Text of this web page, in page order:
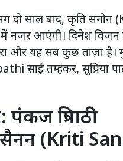
दो साल बाद, कृति सनोन
नजर आएंगी। दिनेश
और यह सब कुछ ताज़ा
साईं तम्हंकर, सुप्रिया
त्रिपाठी
(Kriti